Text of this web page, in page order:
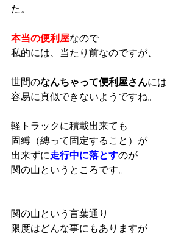
た。
本当の便利屋なので
私的には、当たり前なのですが、
世間のなんちゃって便利屋さんには
容易に真似できないようですね。
軽トラックに積載出来ても
固縛（縛って固定すること）が
出来ずに走行中に落とすのが
関の山というところです。
関の山という言葉通り
限度はどんな事にもありますが